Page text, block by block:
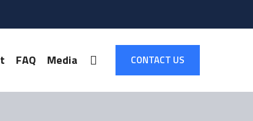
FAQ Media CONTACT US